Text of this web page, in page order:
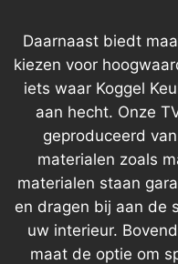
Daarnaast biedt
kiezen voor
iets waar Koggel
aan hecht. Onze
geproduceerd
materialen zoals
materialen staan
en dragen bij aan de
uw interieur.
maat de optie om